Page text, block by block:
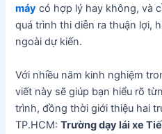
máy có hợp lý hay không, và
quá trình thi diễn ra thuận lợi,
ngoài dự kiến.
Với nhiều năm kinh nghiệm
viết này sẽ giúp bạn hiểu rõ
trình, đồng thời giới thiệu hai
TP.HCM:Trường dạy lái xe